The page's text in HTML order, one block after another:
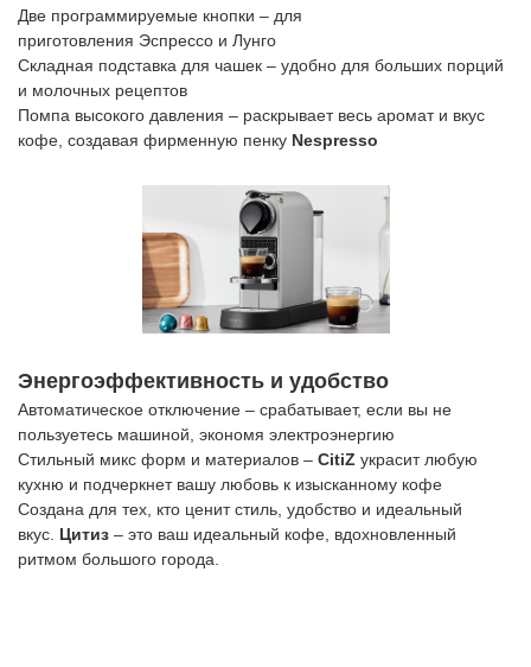
Две программируемые кнопки – для
приготовления Эспрессо и Лунго
Складная подставка для чашек – удобно для больших порций
и молочных рецептов
Помпа высокого давления – раскрывает весь аромат и вкус
кофе, создавая фирменную пенку Nespresso
Энергоэффективность и удобство
Автоматическое отключение – срабатывает, если вы не
пользуетесь машиной, экономя электроэнергию
Стильный микс форм и материалов – CitiZ украсит любую
кухню и подчеркнет вашу любовь к изысканному кофе
Создана для тех, кто ценитстиль, удобство и идеальный
вкус Цитиз – это ваш идеальный кофе, вдохновленный
ритмом большого города